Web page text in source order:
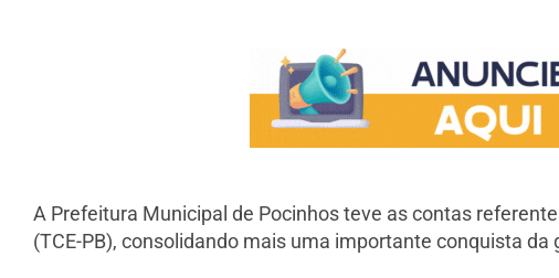
A Prefeitura Municipal de Pocinhos teve as contas
(TCE-PB), consolidando mais uma importante conquista da